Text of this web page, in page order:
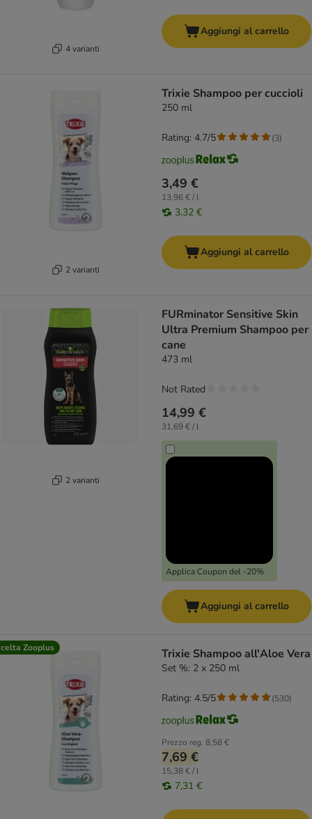
4 varianti
Aggiungi al carrello
2 varianti
Trixie Shampoo per cuccioli
250 ml
3,49 €
13,96 € / l
3,32 €
Rating: 4.7/5 (3)
Aggiungi al carrello
2 varianti
FURminator Sensitive Skin
Ultra Premium Shampoo per
cane
473 ml
14,99 €
31,69 € / l
Applica Coupon del -20%
Not Rated
Aggiungi al carrello
Zooplus Trixie Shampoo all'Aloe Vera
Set %: 2 x 250 ml
Prezzo reg. 8,58 €
7,69 €
15,38 € / l
7,31 €
Rating: 4.5/5 (530)